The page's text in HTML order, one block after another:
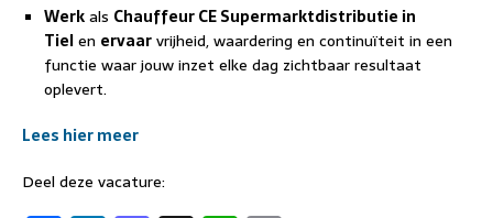
Werkals Chauffeur CE Supermarktdistributie in
Tielen ervaarvrijheid, waardering en continuïteit in een
functie waar jouw inzet elke dag zichtbaar resultaat
oplevert.
Lees hier meer
Deel deze vacature: